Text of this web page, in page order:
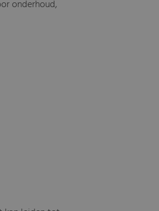
onderhoud,